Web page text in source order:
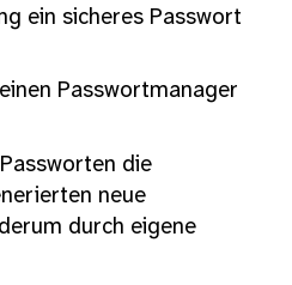
ein sicheres Passwort
Passwortmanager
die
neue
durch eigene